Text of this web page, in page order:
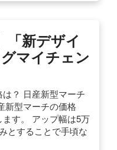
「新デザイ
マイチェン
？ 日産新型マーチ
新型マーチの価格
す。 アップ幅は5万
とすることで手頃な